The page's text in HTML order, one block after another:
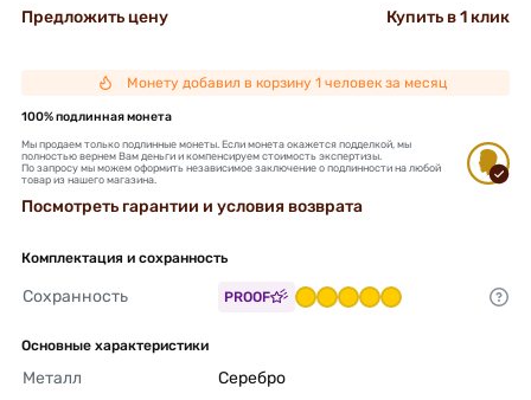
Предложить цену Купить в 1 клик
Монету добавил в корзину 1 человек за месяц
100% подлинная монета
Мы продаем только подлинные монеты. Если монета окажется подделкой, мы
полностью вернем Вам деньги и компенсируем стоимость экспертизы.
По запросу мы можем оформить независимое заключение о подлинности на любой
товар из нашего магазина.
Посмотреть гарантии и условия возврата
Комплектация и сохранность
Сохранность PROOF
Основные характеристики
Металл
Серебро